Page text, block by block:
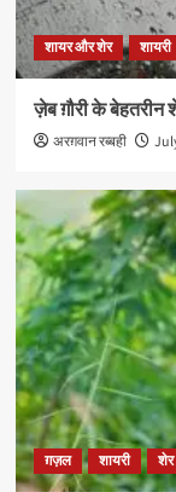
शायर और शेर शायरी
ज़ेब ग़ौरी के बेहतरीन
अरग़वान रब्बही
ग़ज़ल शायरी शेर